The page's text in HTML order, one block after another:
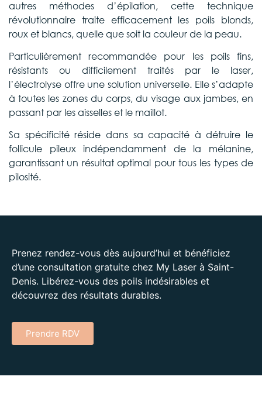
autres méthodes d’épilation, cette technique
révolutionnaire traite efficacement les poils blonds,
roux et blancs, quelle que soit la couleur de la peau.
Particulièrement recommandée pour les poils fins,
résistants ou difficilement traités par le laser,
l’électrolyse offre une solution universelle. Elle s’adapte
à toutes les zones du corps, du visage aux jambes, en
passant par les aisselles et le maillot.
Sa spécificité réside dans sa capacité à détruire le
follicule pileux indépendamment de la mélanine,
garantissant un résultat optimal pour tous les types de
pilosité.
Prenez rendez-vous dès aujourd’hui et bénéficiez
d’une consultation gratuite chez My Laser à Saint-
Denis. Libérez-vous des poils indésirables et
découvrez des résultats durables.
Prendre RDV